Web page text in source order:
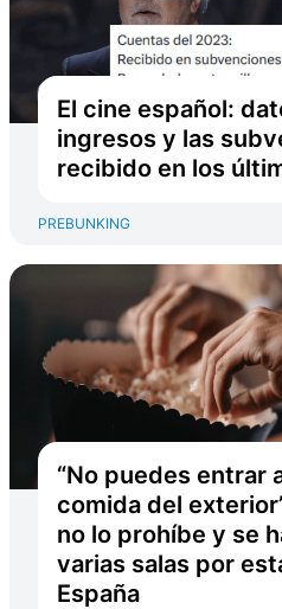
El cine español:
ingresos y las
recibido en los
PREBUNKING
“No puedes entrar
comida del
no lo prohíbe y se
varias salas por
España